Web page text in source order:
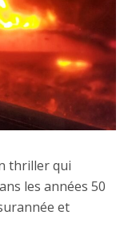
thriller qui
les années 50
et